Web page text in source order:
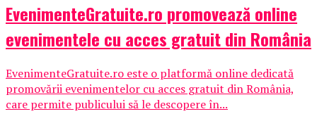
EvenimenteGratuite.ro promovează online
evenimentele cu acces gratuit din România
EvenimenteGratuite.ro este o platformă online dedicată
promovării evenimentelor cu acces gratuit din România,
care permite publicului să le descopere în...